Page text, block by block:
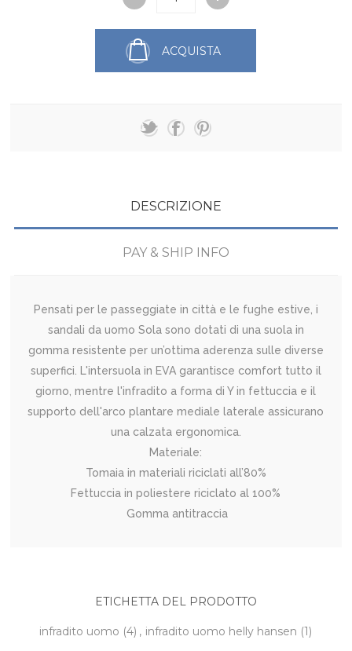
ACQUISTA
DESCRIZIONE
PAY & SHIP INFO
Pensati per le passeggiate in città e le fughe estive, i
sandali da uomo Sola sono dotati di una suola in
gomma resistente per un’ottima aderenza sulle diverse
superfici. L'intersuola in EVA garantisce comfort tutto il
giorno, mentre l'infradito a forma di Y in fettuccia e il
supporto dell'arco plantare mediale laterale assicurano
una calzata ergonomica.
Materiale:
Tomaia in materiali riciclati all’80%
Fettuccia in poliestere riciclato al 100%
Gomma antitraccia
ETICHETTA DEL PRODOTTO
infradito uomo (4) , infradito uomo helly hansen (1)